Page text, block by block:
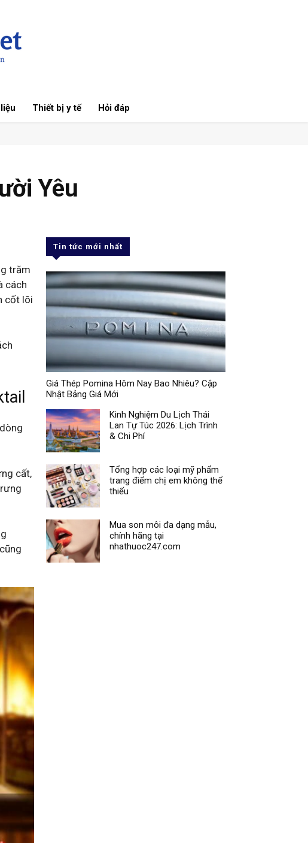
Thiết bị y tế Hỏi đáp
Yêu
trăm
cách
cốt lõi
cất,
Tin tức mới nhất
Giá Thép Pomina Hôm Nay Bao Nhiêu? Cập
Nhật Bảng Giá Mới
Kinh Nghiệm Du Lịch Thái
Lan Tự Túc 2026: Lịch Trình
& Chi Phí
Tổng hợp các loại mỹ phẩm
trang điểm chị em không thể
thiếu
Mua son môi đa dạng mẫu,
chính hãng tại
nhathuoc247.com